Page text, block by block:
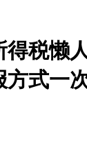
得税懒
方式一